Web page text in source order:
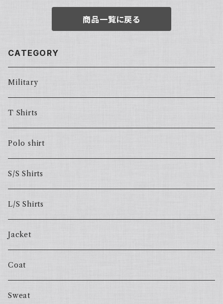
商品一覧に戻る
CATEGORY
Military
T Shirts
Polo shirt
S/S Shirts
L/S Shirts
Jacket
Coat
Sweat